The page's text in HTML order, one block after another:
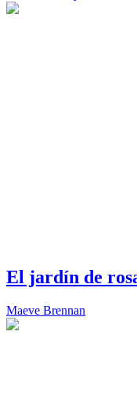
El jardín de
Maeve Brennan